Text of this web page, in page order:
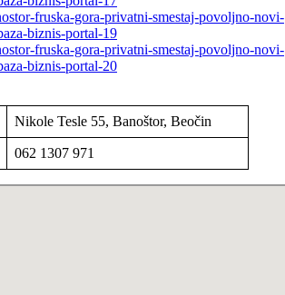
Nikole Tesle 55, Banoštor, Beočin
062 1307 971